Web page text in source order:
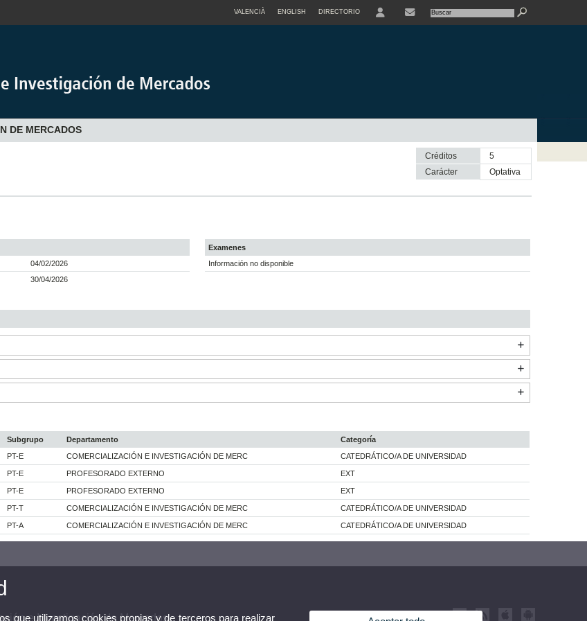
VALENCIÀ ENGLISH DIRECTORIO
DE MERCADOS
Créditos
5
Carácter
optativa
04/02/2026
30/04/2026
Examenes
Información no disponible
Subgrupo Departamento
Categoría
PT-E COMERCIALIZACIÓN E INVESTIGACIÓN DE MERC CATEDRÁTICO/A DE UNIVERSIDAD
PT-E PROFESORADO EXTERNO EXT
PT-E PROFESORADO EXTERNO EXT
PT-T COMERCIALIZACIÓN E INVESTIGACIÓN DE MERC CATEDRÁTICO/A DE UNIVERSIDAD
PT-A COMERCIALIZACIÓN E INVESTIGACIÓN DE MERC CATEDRÁTICO/A DE UNIVERSIDAD
e Investigación de Mercados
que utilizamos cookies propias y de terceros para realizar